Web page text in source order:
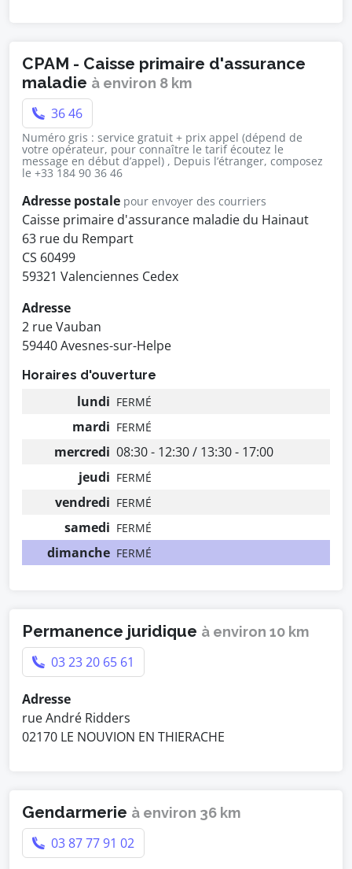
CPAM - Caisse primaire d'assurance
maladie à environ 8 km
36 46
Numéro gris : service gratuit + prix appel (dépend de
votre opérateur, pour connaître le tarif écoutez le
message en début d’appel) , Depuis l’étranger, composez
le +33 184 90 36 46
Adresse postale pour envoyer des courriers
Caisse primaire d'assurance maladie du Hainaut
63 rue du Rempart
CS 60499
59321 Valenciennes Cedex
Adresse
2 rue Vauban
59440 Avesnes-sur-Helpe
Horaires d'ouverture
lundi FERMÉ
mardi FERMÉ
mercredi 08:30 - 12:30 / 13:30 - 17:00
jeudi FERMÉ
vendredi FERMÉ
samedi FERMÉ
dimanche FERMÉ
Permanence juridique à environ 10 km
03 23 20 65 61
Adresse
rue André Ridders
02170 LE NOUVION EN THIERACHE
Gendarmerie à environ 36 km
03 87 77 91 02